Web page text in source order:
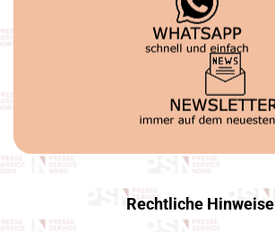
Rechtliche Hinweise